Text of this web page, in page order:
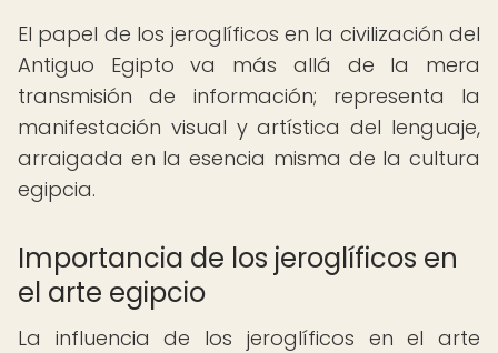
El papel de los jeroglíficos en la civilización del
Antiguo Egipto va más allá de la mera
transmisión de información; representa la
manifestación visual y artística del lenguaje,
arraigada en la esencia misma de la cultura
egipcia.
Importancia de los jeroglíficos en
el arte egipcio
La influencia de los jeroglíficos en el arte